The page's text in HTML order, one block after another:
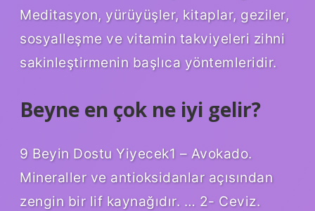
Meditasyon, yürüyüşler, kitaplar, geziler,
sosyalleşme ve vitamin takviyeleri zihni
sakinleştirmenin başlıca yöntemleridir.
Beyne en çok ne iyi gelir?
9 Beyin Dostu Yiyecek1 – Avokado.
Mineraller ve antioksidanlar açısından
zengin bir lif kaynağıdır. … 2- Ceviz.